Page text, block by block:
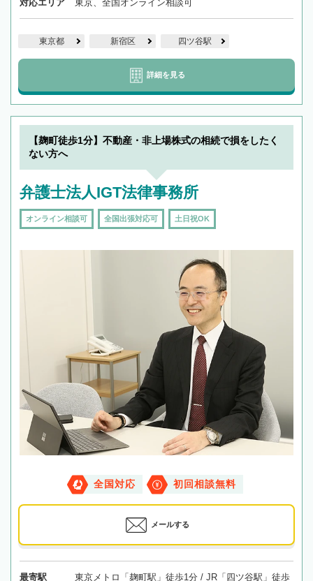
対応エリア 東京、全国オンライン相談可
東京都 新宿区 四ツ谷駅
詳細を見る
【麹町徒歩1分】不動産・非上場株式の相続で損をしたく
ない方へ
弁護士法人IGT法律事務所
オンライン相談可 全国出張対応可 土日祝OK
全国対応 初回相談無料
メールする
最寄駅 東京メトロ「麹町駅」徒歩1分 / JR「四ツ谷駅」徒歩